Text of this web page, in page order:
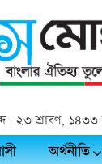
| ২৩ শ্রাবণ,
অর্থনীতি